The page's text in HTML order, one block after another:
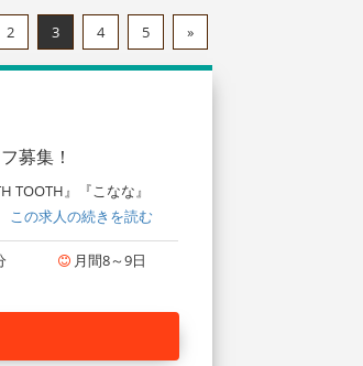
2 3 4 5 »
募集！
TOOTH』『こなな』
この求人の続きを読む
月間8～9日